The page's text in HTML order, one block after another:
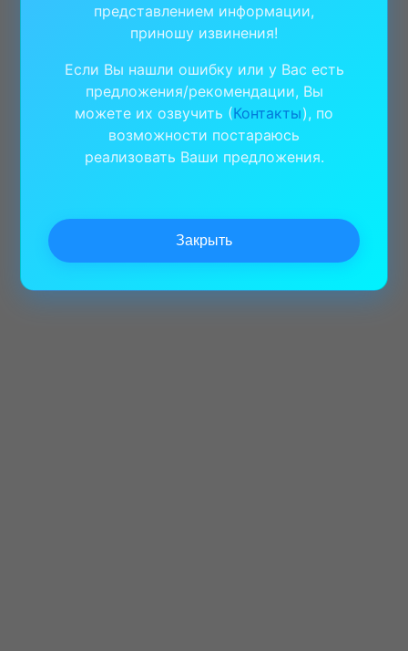
представлением информации,
приношу извинения!
Если Вы нашли ошибку или у Вас есть
предложения/рекомендации, Вы
можете их озвучить (Контакты), по
возможности постараюсь
реализовать Ваши предложения.
Закрыть